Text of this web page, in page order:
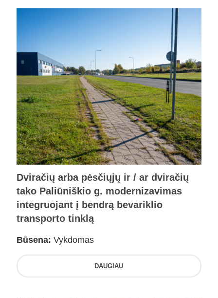
Dviračių arba pėsčiųjų ir / ar dviračių
tako Paliūniškio g. modernizavimas
integruojant į bendrą bevariklio
transporto tinklą
Būsena: Vykdomas
DAUGIAU